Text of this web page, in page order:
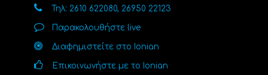
Τηλ: 2610 622080, 26950 22123
Παρακολουθήστε live
Διαφημιστείτε στο Ionian
Επικοινωνήστε με το Ionian